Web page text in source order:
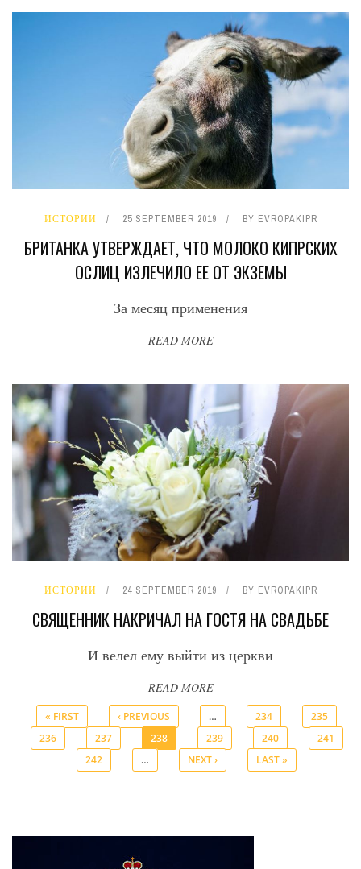
ИСТОРИИ 25 SEPTEMBER 2019 BY EVROPAKIPR
БРИТАНКА УТВЕРЖДАЕТ, ЧТО МОЛОКО КИПРСКИХ
ОСЛИЦ ИЗЛЕЧИЛО ЕЕ ОТ ЭКЗЕМЫ
За месяц применения
READ MORE
ИСТОРИИ 24 SEPTEMBER 2019 BY EVROPAKIPR
СВЯЩЕННИК НАКРИЧАЛ НА ГОСТЯ НА СВАДЬБЕ
И велел ему выйти из церкви
READ MORE
Pages
« FIRST ‹ PREVIOUS … 234
235
236
237 238 239 240
241
242
… NEXT › LAST »